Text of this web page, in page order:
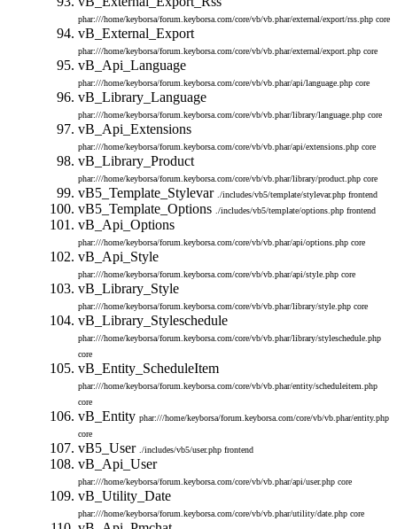
phar:///home/keyborsa/forum.keyborsa.com/core/vb/vb.phar/external/export/rss.php core
vB_External_Export
phar:///home/keyborsa/forum.keyborsa.com/core/vb/vb.phar/external/export.php core
vB_Api_Language
phar:///home/keyborsa/forum.keyborsa.com/core/vb/vb.phar/api/language.php core
vB_Library_Language
phar:///home/keyborsa/forum.keyborsa.com/core/vb/vb.phar/library/language.php core
vB_Api_Extensions
phar:///home/keyborsa/forum.keyborsa.com/core/vb/vb.phar/api/extensions.php core
vB_Library_Product
phar:///home/keyborsa/forum.keyborsa.com/core/vb/vb.phar/library/product.php core
vB5_Template_Stylevar ./includes/vb5/template/stylevar.php frontend
vB5_Template_Options ./includes/vb5/template/options.php frontend
vB_Api_Options
phar:///home/keyborsa/forum.keyborsa.com/core/vb/vb.phar/api/options.php core
vB_Api_Style
phar:///home/keyborsa/forum.keyborsa.com/core/vb/vb.phar/api/style.php core
vB_Library_Style
phar:///home/keyborsa/forum.keyborsa.com/core/vb/vb.phar/library/style.php core
vB_Library_Styleschedule
phar:///home/keyborsa/forum.keyborsa.com/core/vb/vb.phar/library/styleschedule.php
core
vB_Entity_ScheduleItem
phar:///home/keyborsa/forum.keyborsa.com/core/vb/vb.phar/entity/scheduleitem.php
core
vB_Entity phar:///home/keyborsa/forum.keyborsa.com/core/vb/vb.phar/entity.php
core
vB5_User ./includes/vb5/user.php frontend
vB_Api_User
phar:///home/keyborsa/forum.keyborsa.com/core/vb/vb.phar/api/user.php core
vB_Utility_Date
phar:///home/keyborsa/forum.keyborsa.com/core/vb/vb.phar/utility/date.php core